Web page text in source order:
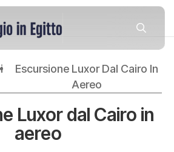
Escursione Luxor Dal Cairo In
Aereo
Luxor dal Cairo in
aereo